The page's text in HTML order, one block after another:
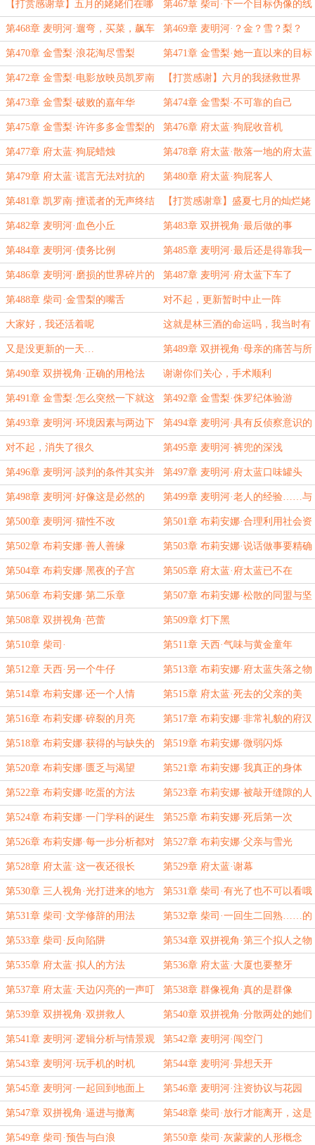
【打赏感谢章】五月的姥姥们在哪
里
第467章 柴司·下一个目标伪像的线
索
第468章 麦明河·遛弯，买菜，飙车 第469章 麦明河·？金？雪？梨？
第470章 金雪梨·浪花淘尽雪梨 第471章 金雪梨·她一直以来的目标
都非常明确
第472章 金雪梨·电影放映员凯罗南 【打赏感谢】六月的我拯救世界
了？
第473章 金雪梨·破败的嘉年华 第474章 金雪梨·不可靠的自己
第475章 金雪梨·许许多多金雪梨的
工作汇总
第476章 府太蓝·狗屁收音机
第477章 府太蓝·狗屁蜡烛 第478章 府太蓝·散落一地的府太蓝
第479章 府太蓝·谎言无法对抗的 第480章 府太蓝·狗屁客人
第481章 凯罗南·擅谎者的无声终结 【打赏感谢章】盛夏七月的灿烂姥
姥，很暖冬
第482章 麦明河·血色小丘 第483章 双拼视角·最后做的事
第484章 麦明河·债务比例 第485章 麦明河·最后还是得靠我一
个老太太
第486章 麦明河·磨损的世界碎片的
深处
第487章 麦明河·府太蓝下车了
第488章 柴司·金雪梨的嘴舌 对不起，更新暂时中止一阵
大家好，我还活着呢 这就是林三酒的命运吗，我当时有
点残忍了吧
又是没更新的一天… 第489章 双拼视角·母亲的痛苦与所
有物
第490章 双拼视角·正确的用枪法 谢谢你们关心，手术顺利
第491章 金雪梨·怎么突然一下就这
样了呢
第492章 金雪梨·侏罗纪体验游
第493章 麦明河·环境因素与两边下
注
第494章 麦明河·具有反侦察意识的
居民
对不起，消失了很久 第495章 麦明河·裤兜的深浅
第496章 麦明河·談判的条件其实并
不存在
第497章 麦明河·府太蓝口味罐头
第498章 麦明河·好像这是必然的 第499章 麦明河·老人的经验……与
身子骨
第500章 麦明河·猫性不改 第501章 布莉安娜·合理利用社会资
源
第502章 布莉安娜·善人善缘 第503章 布莉安娜·说话做事要精确
第504章 布莉安娜·黑夜的子宫 第505章 府太蓝·府太蓝已不在
第506章 布莉安娜·第二乐章 第507章 布莉安娜·松散的同盟与坚
实的威胁
第508章 双拼视角·芭蕾 第509章 灯下黑
第510章 柴司· 第511章 天西·气味与黄金童年
第512章 天西·另一个牛仔 第513章 布莉安娜·府太蓝失落之物
第514章 布莉安娜·还一个人情 第515章 府太蓝·死去的父亲的美
第516章 布莉安娜·碎裂的月亮 第517章 布莉安娜·非常礼貌的府汉
第518章 布莉安娜·获得的与缺失的 第519章 布莉安娜·微弱闪烁
第520章 布莉安娜·匮乏与渴望 第521章 布莉安娜·我真正的身体
第522章 布莉安娜·吃蛋的方法 第523章 布莉安娜·被敲开缝隙的人
第524章 布莉安娜·一门学科的诞生 第525章 布莉安娜·死后第一次
第526章 布莉安娜·每一步分析都对
了
第527章 布莉安娜·父亲与雪光
第528章 府太蓝·这一夜还很长 第529章 府太蓝·谢幕
第530章 三人视角·光打进来的地方 第531章 柴司·有光了也不可以看哦
第531章 柴司·文学修辞的用法 第532章 柴司·一回生二回熟……的
对家
第533章 柴司·反向陷阱 第534章 双拼视角·第三个拟人之物
第535章 府太蓝·拟人的方法 第536章 府太蓝·大厦也要整牙
第537章 府太蓝·天边闪亮的一声叮 第538章 群像视角·真的是群像
第539章 双拼视角·双拼救人 第540章 双拼视角·分散两处的她们
第541章 麦明河·逻辑分析与情景观
察
第542章 麦明河·闯空门
第543章 麦明河·玩手机的时机 第544章 麦明河·异想天开
第545章 麦明河·一起回到地面上 第546章 麦明河·注资协议与花园
第547章 双拼视角·逼进与撤离 第548章 柴司·放行才能离开，这是
柴司的道理
第549章 柴司·预告与白浪 第550章 柴司·灰蒙蒙的人形概念